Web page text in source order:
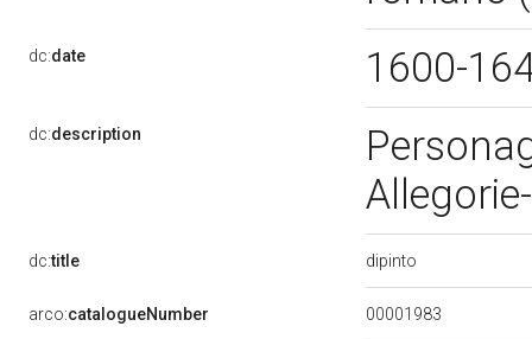
dc:date 1600-
dc:description
dc:title dipinto
arco:catalogueNumber 00001983